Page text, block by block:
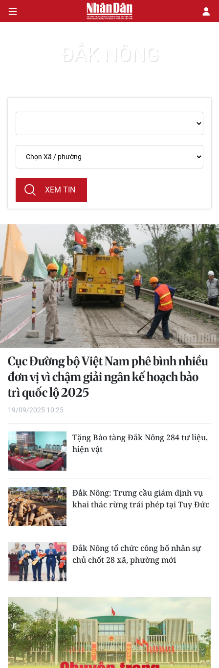
VĂN HÓA
XÃ HỘI
PHÁP LUẬT
DU LỊCH
THẾ GIỚI
THỂ THAO
GIÁO DỤC
Y TẾ
KHOA HỌC - CÔNG NGHỆ
MÔI TRƯỜNG
BẠN ĐỌC
KIỂM CHỨNG THÔNG TIN
TRI THỨC CHUYÊN SÂU
CHƯƠNG TRÌNH OCOP - MỖI XÃ
MỘT SẢN PHẨM
RADIO
MEDIA CENTER
Video
Media Chính trị
Media Kinh tế
Media Văn hóa
Media Xã hội
Media Pháp luật
ĐẮK NÔNG
XEM TIN
Cục Đường bộ Việt Nam phê bình nhiều
đơn vị vì chậm giải ngân kế hoạch bảo
trì quốc lộ 2025
19/09/2025 10:25
Tặng Bảo tàng Đắk Nông 284 tư liệu,
hiện vật
Đắk Nông: Trưng cầu giám định vụ
khai thác rừng trái phép tại Tuy Đức
Đắk Nông tổ chức công bố nhân sự
chủ chốt 28 xã, phường mới